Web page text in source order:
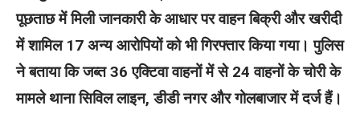
पूछताछ में मिली जानकारी के आधार पर वाहन बिक्री और खरीदी
में शामिल 17 अन्य आरोपियों को भी गिरफ्तार किया गया। पुलिस
ने बताया कि जब्त 36 एक्टिवा वाहनों में से 24 वाहनों के चोरी के
मामले थाना सिविल लाइन, डीडी नगर और गोलबाजार में दर्ज हैं।